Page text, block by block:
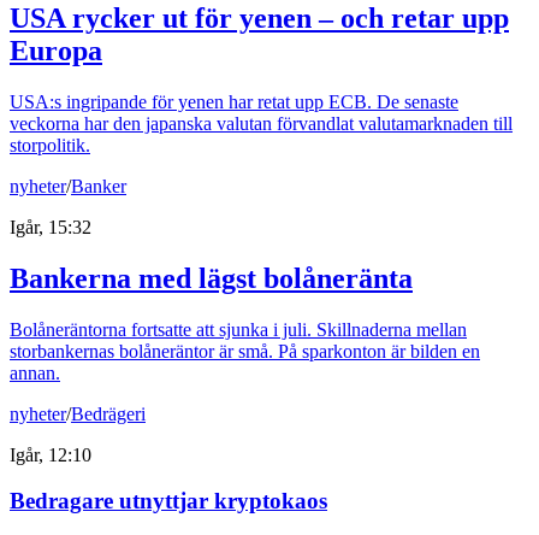
USA rycker ut för yenen – och retar upp
Europa
USA:s ingripande för yenen har retat upp ECB. De senaste
veckorna har den japanska valutan förvandlat valutamarknaden till
storpolitik.
nyheter/Banker
Igår, 15:32
Bankerna med lägst bolåneränta
Bolåneräntorna fortsatte att sjunka i juli. Skillnaderna mellan
storbankernas bolåneräntor är små. På sparkonton är bilden en
annan.
nyheter/Bedrägeri
Igår, 12:10
Bedragare utnyttjar kryptokaos